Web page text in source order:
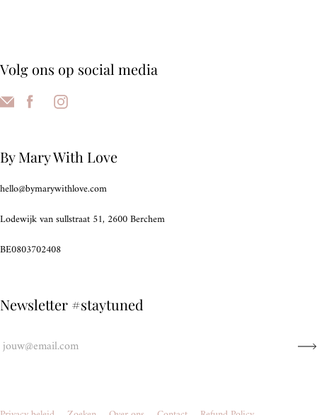
Volg ons op social media
By Mary With Love
hello@bymarywithlove.com
Lodewijk van sullstraat 51, 2600 Berchem
BE0803702408
Newsletter #staytuned